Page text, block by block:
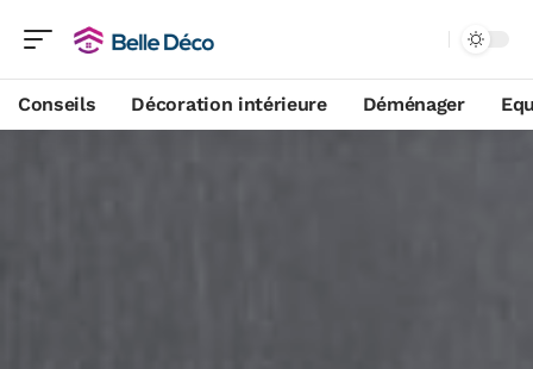
Conseils Décoration intérieure Déménager